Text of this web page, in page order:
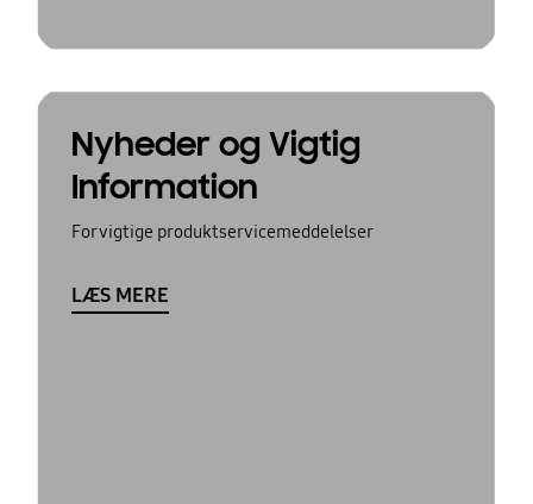
Nyheder og Vigtig
Information
For vigtige produktservicemeddelelser
LÆS MERE